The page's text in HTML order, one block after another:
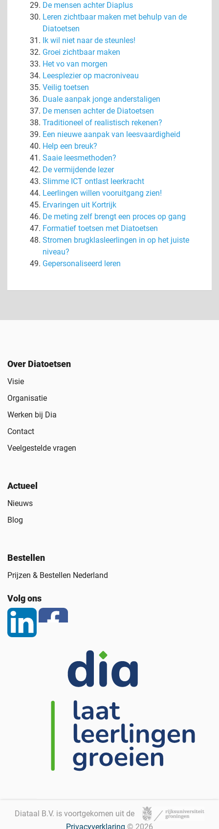
De mensen achter Diaplus
Leren zichtbaar maken met behulp van de
Diatoetsen
Ik wil niet naar de steunles!
Groei zichtbaar maken
Het vo van morgen
Leesplezier op macroniveau
Veilig toetsen
Duale aanpak jonge anderstaligen
De mensen achter de Diatoetsen
Traditioneel of realistisch rekenen?
Een nieuwe aanpak van leesvaardigheid
Help een breuk?
Saaie leesmethoden?
De vermijdende lezer
Slimme ICT ontlast leerkracht
Leerlingen willen vooruitgang zien!
Ervaringen uit Kortrijk
De meting zelf brengt een proces op gang
Formatief toetsen met Diatoetsen
Stromen brugklasleerlingen in op het juiste
niveau?
Gepersonaliseerd leren
Over Diatoetsen
Visie
Organisatie
Werken bij Dia
Contact
Veelgestelde vragen
Actueel
Nieuws
Blog
Bestellen
Prijzen & Bestellen Nederland
Volg ons
Diataal B.V. is voortgekomen uit de
Privacyverklaring © 2026